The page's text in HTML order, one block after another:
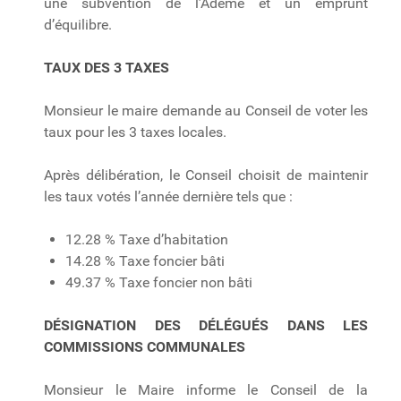
d’équilibre.
TAUX DES 3 TAXES
Monsieur le maire demande au Conseil de voter les
taux pour les 3 taxes locales.
Après délibération, le Conseil choisit de maintenir
les taux votés l’année dernière tels que :
12.28 % Taxe d’habitation
14.28 % Taxe foncier bâti
49.37 % Taxe foncier non bâti
DÉSIGNATION DES DÉLÉGUÉS DANS LES
COMMISSIONS COMMUNALES
Monsieur le Maire informe le Conseil de la